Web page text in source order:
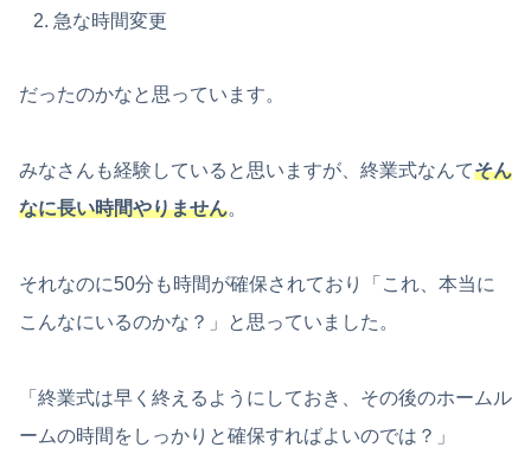
急な時間変更
だったのかなと思っています。
みなさんも経験していると思いますが、終業式なんてそん
なに長い時間やりません。
それなのに50分も時間が確保されており「これ、本当に
こんなにいるのかな？」と思っていました。
「終業式は早く終えるようにしておき、その後のホームル
ームの時間をしっかりと確保すればよいのでは？」